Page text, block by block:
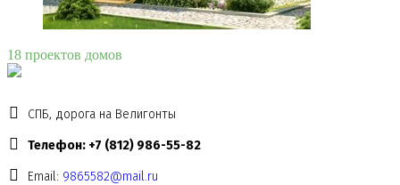
18 проектов домов
СПБ, дорога на Велигонты
Телефон: +7 (812) 986-55-82
Email: 9865582@mail.ru